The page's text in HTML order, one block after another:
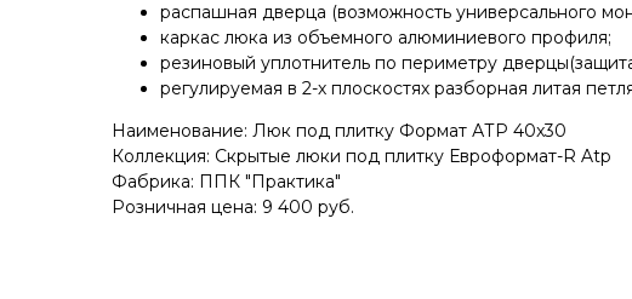
распашная дверца (возможность универсального
каркас люка из объемного алюминиевого профиля;
резиновый уплотнитель по периметру
регулируемая в 2-х плоскостях разборная литая
Наименование: Люк под плитку Формат АТР 40x30
Коллекция: Скрытые люки под плитку Евроформат-R Atp
Фабрика: ППК "Практика"
Розничная цена: 9 400 руб.